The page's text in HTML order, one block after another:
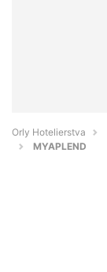
Orly Hotelierstva
MYAPLEND